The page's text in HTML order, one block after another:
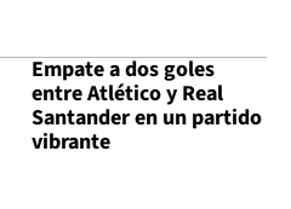
Empate a dos goles
entre Atlético y Real
Santander en un partido
vibrante